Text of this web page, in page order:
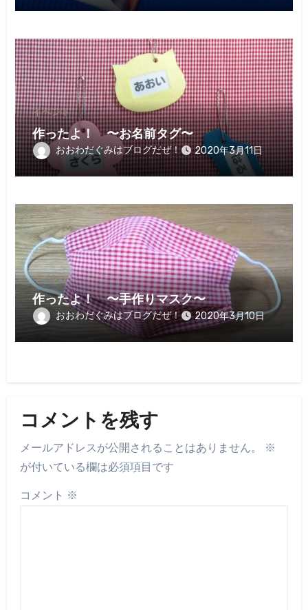
イベント
作ったよ！ 〜お名前タグ〜
おおわだぐみはブログだぜ！ 2020年3月11日
イベント
作ったよ！ 〜手作りマスク〜
おおわだぐみはブログだぜ！ 2020年3月10日
コメントを残す
メールアドレスが公開されることはありません。
※
が付いている欄は必須項目です
コメント ※